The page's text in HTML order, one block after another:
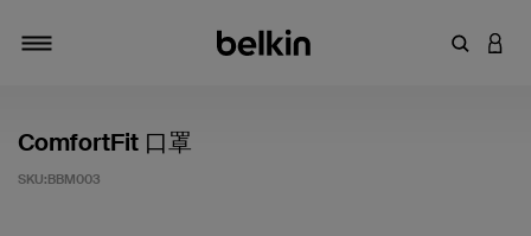
輸入關鍵
登入
ComfortFit 口罩
SKU:BBM003